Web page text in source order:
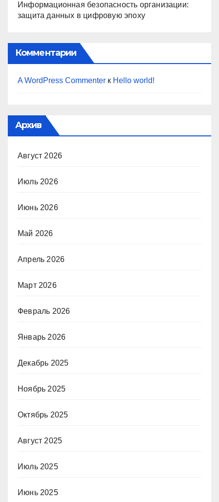
Информационная безопасность организации:
защита данных в цифровую эпоху
Комментарии
A WordPress Commenter к Hello world!
Архив
Август 2026
Июль 2026
Июнь 2026
Май 2026
Апрель 2026
Март 2026
Февраль 2026
Январь 2026
Декабрь 2025
Ноябрь 2025
Октябрь 2025
Август 2025
Июль 2025
Июнь 2025